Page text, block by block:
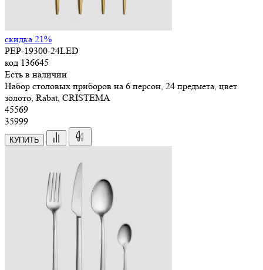
скидка 21%
PEP-19300-24LED
код 136645
Есть в наличии
Набор столовых приборов на 6 персон, 24 предмета, цвет
золото, Rabat, CRISTEMA
45569
35999
КУПИТЬ